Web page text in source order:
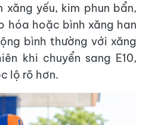
yếu, kim phun bẩn,
hóa hoặc bình xăng han
bình thường với xăng
khi chuyển sang E10,
lộ rõ hơn.